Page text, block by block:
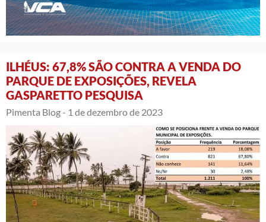
ILHÉUS: 67,8% SÃO CONTRA A VENDA DO
PARQUE DE EXPOSIÇÕES, REVELA
GASPARETTO PESQUISA
Pimenta Blog - 1 de dezembro de 2023